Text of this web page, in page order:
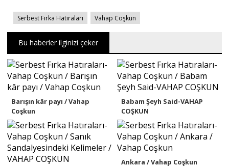
Serbest Fırka Hatıraları Vahap Coşkun
Bu haberler ilginizi çeker
Barışın kâr payı / Vahap
Coşkun
Babam Şeyh Said-VAHAP
COŞKUN
Ankara / Vahap Coşkun